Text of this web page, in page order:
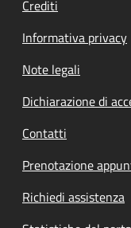
Crediti
Informativa privacy
Note legali
Dichiarazione di
Contatti
Prenotazione
Richiedi assistenza